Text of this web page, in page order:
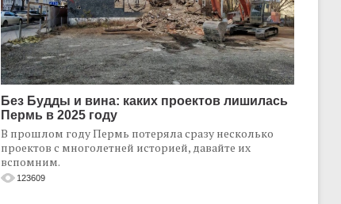
Без Будды и вина: каких проектов лишилась
Пермь в 2025 году
В прошлом году Пермь потеряла сразу несколько
проектов с многолетней историей, давайте их
вспомним.
123609